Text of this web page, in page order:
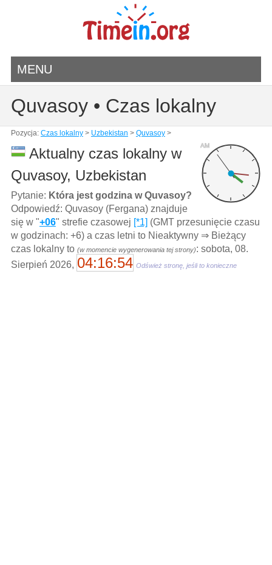
MENU
Quvasoy • Czas lokalny
Pozycja: Czas lokalny> Uzbekistan > Quvasoy>
AM
Aktualny czas lokalny w
Quvasoy, Uzbekistan
Pytanie: Która jest godzina w Quvasoy?
Odpowiedź: Quvasoy (Fergana) znajduje
się w "+06" strefie czasowej [*1] (GMT przesunięcie czasu
w godzinach: +6) a czas letni to Nieaktywny ⇒ Bieżący
czas lokalny to (w momencie wygenerowania tej strony): sobota, 08.
Sierpień 2026, 04:16:54 Odśwież stronę, jeśli to konieczne